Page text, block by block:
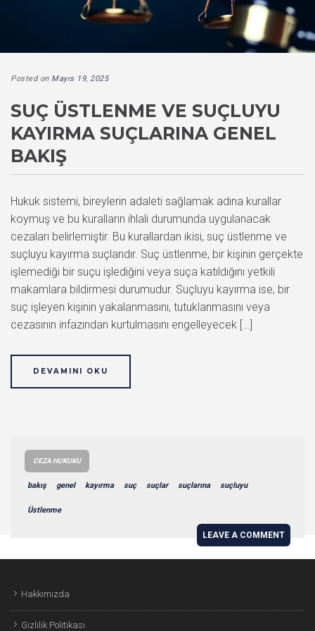
Posted on Mayıs 19, 2025
SUÇ ÜSTLENME VE SUÇLUYU
KAYIRMA SUÇLARINA GENEL
BAKIŞ
Hukuk sistemi, bireylerin adaleti sağlamak adına kurallar
koymuş ve bu kuralların ihlali durumunda uygulanacak
cezaları belirlemiştir. Bu kurallardan ikisi, suç üstlenme ve
suçluyu kayırma suçlarıdır. Suç üstlenme, bir kişinin gerçekte
işlemediği bir suçu işlediğini veya suça katıldığını yetkili
makamlara bildirmesi durumudur. Suçluyu kayırma ise, bir
suç işleyen kişinin yakalanmasını, tutuklanmasını veya
cezasının infazından kurtulmasını engelleyecek […]
DEVAMINI OKU
CEZA HUKUKU
bakış genel kayırma suç suçlar suçlarına suçluyu
Üstlenme
LEAVE A COMMENT
Hakkımızda
Gizlilik Politikası